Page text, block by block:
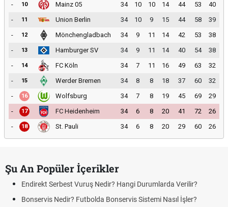
-
10 Mainz 05 34 10 10 14 44 53
40
-
11 Union Berlin 34 10 9 15 44 58
39
-
12 Mönchengladbach 34 9 11 14 42 53
38
-
13 Hamburger SV 34 9 11 14 40 54
38
-
14 FC Köln 34 7 11 16 49 63
32
-
15 Werder Bremen 34 8 8 18 37 60
32
-
16 Wolfsburg 34 7 8 19 45 69
29
-
17 FC Heidenheim 34 6 8 20 41 72
26
-
18 St. Pauli 34 6 8 20 29 60 26
Şu An Popüler İçerikler
Endirekt Serbest Vuruş Nedir? Hangi Durumlarda Verilir?
Bonservis Nedir? Futbolda Bonservis Sistemi Nasıl İşler?